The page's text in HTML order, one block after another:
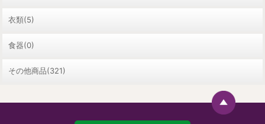
衣類(5)
食器(0)
その他商品(321)